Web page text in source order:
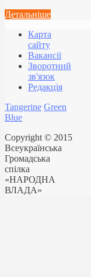
Детальніше
Карта
сайту
Вакансії
Зворотний
зв'язок
Редакція
Tangerine Green
Blue
Copyright © 2015
Всеукраїнська
Громадська
спілка
«НАРОДНА
ВЛАДА»